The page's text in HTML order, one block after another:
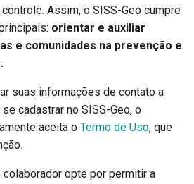
Assim, o SISS-Geo cumpre
orientar e auxiliar
e comunidades na prevenção e
suas informações de contato a
cadastrar no SISS-Geo, o
aceita o Termo de Uso, que
colaborador opte por permitir a